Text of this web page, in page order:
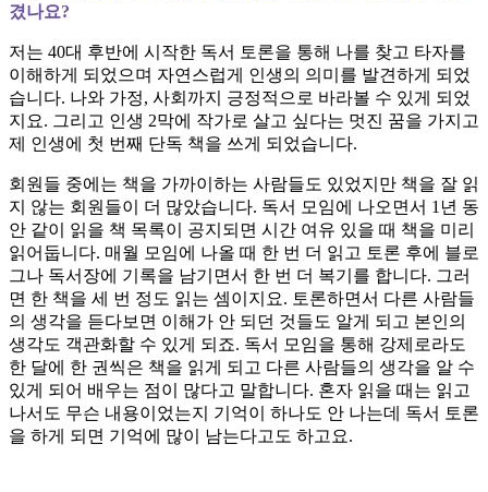
겼나요?
저는 40대 후반에 시작한 독서 토론을 통해 나를 찾고 타자를
이해하게 되었으며 자연스럽게 인생의 의미를 발견하게 되었
습니다. 나와 가정, 사회까지 긍정적으로 바라볼 수 있게 되었
지요. 그리고 인생 2막에 작가로 살고 싶다는 멋진 꿈을 가지고
제 인생에 첫 번째 단독 책을 쓰게 되었습니다.
회원들 중에는 책을 가까이하는 사람들도 있었지만 책을 잘 읽
지 않는 회원들이 더 많았습니다. 독서 모임에 나오면서 1년 동
안 같이 읽을 책 목록이 공지되면 시간 여유 있을 때 책을 미리
읽어둡니다. 매월 모임에 나올 때 한 번 더 읽고 토론 후에 블로
그나 독서장에 기록을 남기면서 한 번 더 복기를 합니다. 그러
면 한 책을 세 번 정도 읽는 셈이지요. 토론하면서 다른 사람들
의 생각을 듣다보면 이해가 안 되던 것들도 알게 되고 본인의
생각도 객관화할 수 있게 되죠. 독서 모임을 통해 강제로라도
한 달에 한 권씩은 책을 읽게 되고 다른 사람들의 생각을 알 수
있게 되어 배우는 점이 많다고 말합니다. 혼자 읽을 때는 읽고
나서도 무슨 내용이었는지 기억이 하나도 안 나는데 독서 토론
을 하게 되면 기억에 많이 남는다고도 하고요.